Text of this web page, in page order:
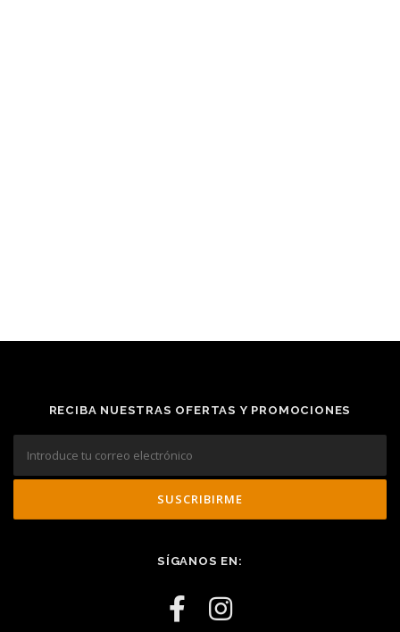
RECIBA NUESTRAS OFERTAS Y PROMOCIONES
SÍGANOS EN: